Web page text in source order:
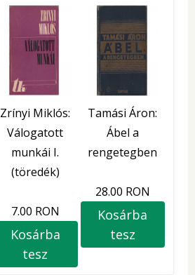
Zrínyi Miklós:
Válogatott
munkái I.
(töredék)
7.00 RON
Kosárba
tesz
Tamási Áron:
Ábel a
rengetegben
28.00 RON
Kosárba
tesz